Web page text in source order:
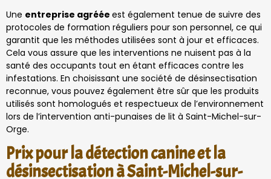
Une entreprise agréée est également tenue de suivre des
protocoles de formation réguliers pour son personnel, ce qui
garantit que les méthodes utilisées sont à jour et efficaces.
Cela vous assure que les interventions ne nuisent pas à la
santé des occupants tout en étant efficaces contre les
infestations. En choisissant une société de désinsectisation
reconnue, vous pouvez également être sûr que les produits
utilisés sont homologués et respectueux de l’environnement
lors de l’intervention anti-punaises de lit à Saint-Michel-sur-
Orge.
Prix pour la détection canine et la
désinsectisation à Saint-Michel-sur-